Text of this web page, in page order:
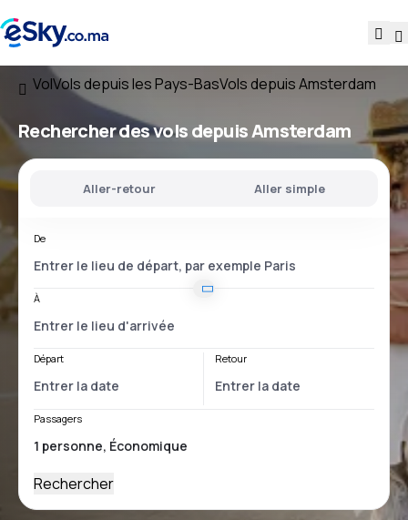
VolVols depuis les Pays-BasVols depuis Amsterdam
Rechercher des volsdepuis Amsterdam
Aller-retour Aller simple
De
À
Départ Retour
Passagers
Rechercher